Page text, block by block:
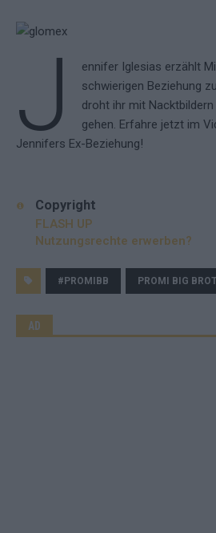
J
ennifer Iglesias erzählt
schwierigen Beziehung
droht ihr mit
gehen. Erfahre jetzt im
Jennifers Ex-Beziehung!
Copyright
FLASH UP
Nutzungsrechte erwerben?
#PROMIBB PROMI BIG
AD